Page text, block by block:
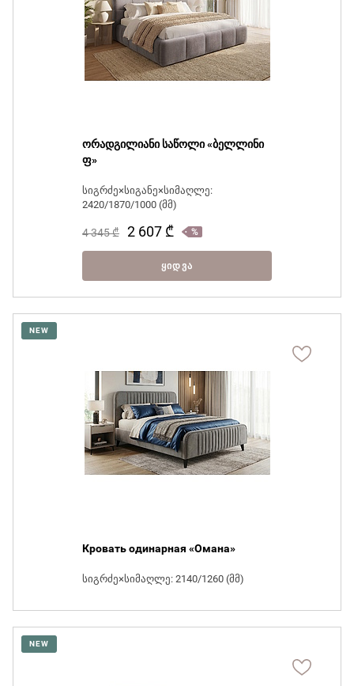
ორადგილიანი საწოლი «ბელლინი
ფ»
სიგრძე×სიგანე×სიმაღლე:
2420/1870/1000 (მმ)
4 345₾ 2 607 ₾
ᲧᲘᲓᲕᲐ
NEW
Кровать одинарная «Омана»
სიგრძე×სიმაღლე: 2140/1260 (მმ)
NEW